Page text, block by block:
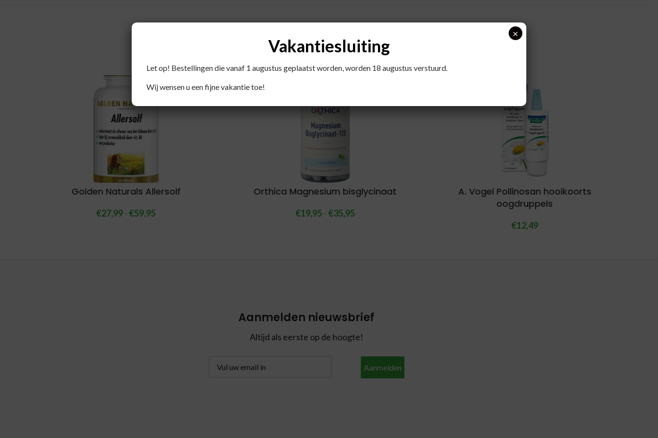
Recent bekeken producten
Golden Naturals Allersolf
€27,99- €59,95
Orthica Magnesium bisglycinaat
€19,95 - €35,95
A. Vogel Pollinosan hooikoorts
oogdruppels
€12,49
Aanmelden nieuwsbrief
Altijd als eerste op de hoogte!
Aanmelden
Vakantiesluiting
Let op! Bestellingen die vanaf 1 augustus geplaatst worden, worden 18 augustus verstuurd.
Wij wensen u een fijne vakantie toe!
×